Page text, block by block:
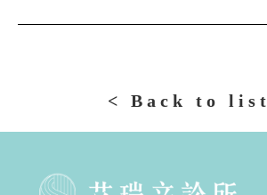
< Back to list